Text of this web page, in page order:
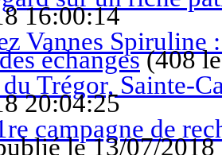
16:00:14
Vannes
échanges(408
Trégor, Sainte-
20:04:25
campagne de
le 13/07/2018